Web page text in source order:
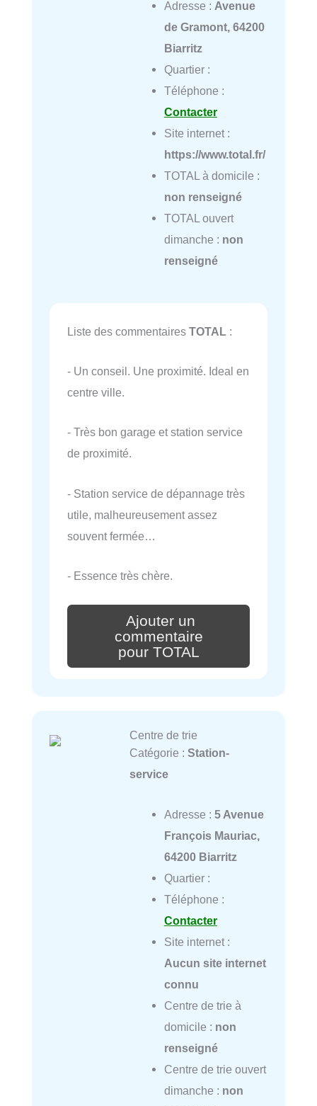
Adresse : Avenue
de Gramont, 64200
Biarritz
Quartier :
Téléphone :
Contacter
Site internet :
https://www.total.fr/
TOTAL à domicile :
non renseigné
TOTAL ouvert
dimanche : non
renseigné
Liste des commentaires TOTAL :
- Un conseil. Une proximité. Ideal en
centre ville.
- Très bon garage et station service
de proximité.
- Station service de dépannage très
utile, malheureusement assez
souvent fermée…
- Essence très chère.
Ajouter un
commentaire
pour TOTAL
Centre de trie
Catégorie : Station-
service
Adresse : 5 Avenue
François Mauriac,
64200 Biarritz
Quartier :
Téléphone :
Contacter
Site internet :
Aucun site internet
connu
Centre de trie à
domicile : non
renseigné
Centre de trie ouvert
dimanche : non